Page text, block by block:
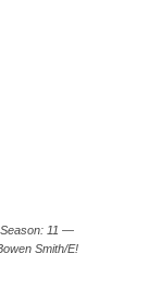
11 —
Smith/E!